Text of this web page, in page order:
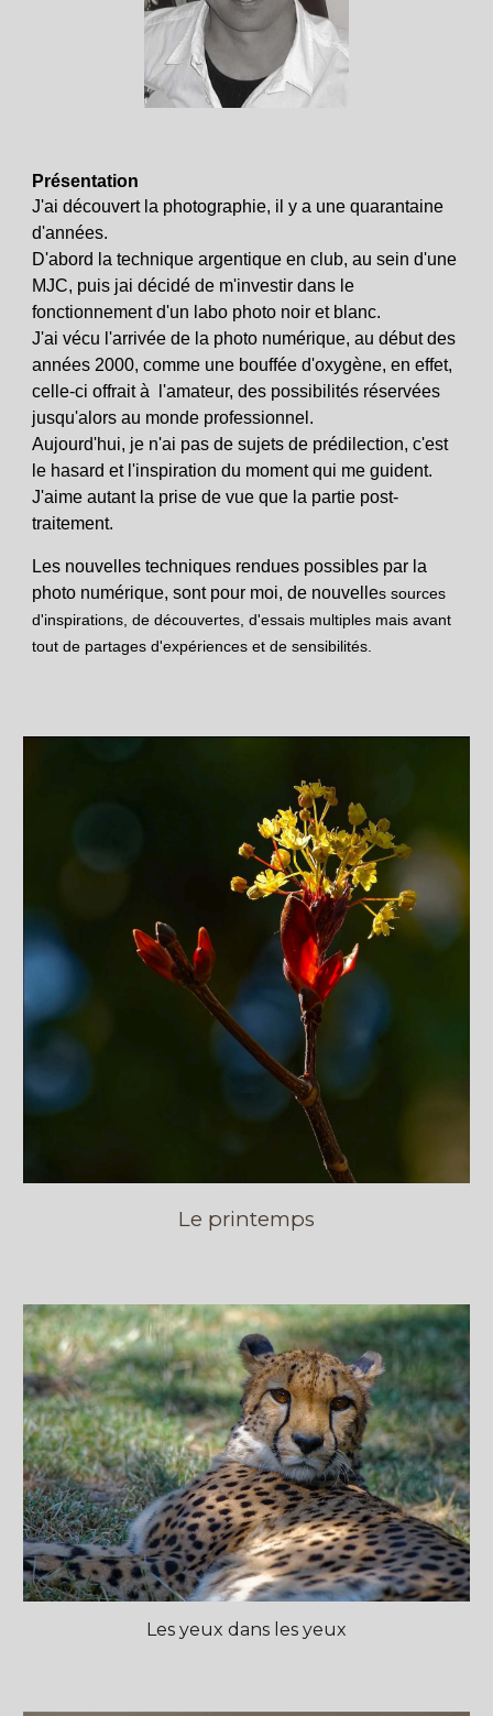
Présentation
J'ai découvert la photographie, il y a une quarantaine
d'années.
D'abord la technique argentique en club, au sein d'une
MJC, puis jai décidé de m'investir dans le
fonctionnement d'un labo photo noir et blanc.
J'ai vécu l'arrivée de la photo numérique, au début des
années 2000, comme une bouffée d'oxygène, en effet,
celle-ci offrait à l'amateur, des possibilités réservées
jusqu'alors au monde professionnel.
Aujourd'hui, je n'ai pas de sujets de prédilection, c'est
le hasard et l'inspiration du moment qui me guident.
J'aime autant la prise de vue que la partie post-
traitement.
Les nouvelles techniques rendues possibles par la
photo numérique, sont pour moi, de nouvelles sources
d'inspirations, de découvertes, d'essais multiples mais avant
tout de partages d'expériences et de sensibilités.
Le printemps
Les yeux dans les yeux